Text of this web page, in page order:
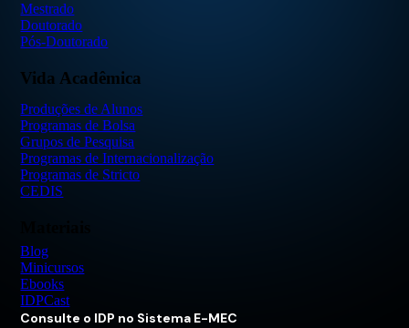
Mestrado
Doutorado
Pós-Doutorado
Vida Acadêmica
Produções de Alunos
Programas de Bolsa
Grupos de Pesquisa
Programas de Internacionalização
Programas de Stricto
CEDIS
Blog
Minicursos
Ebooks
IDPCast
Consulte o IDP no Sistema E-MEC